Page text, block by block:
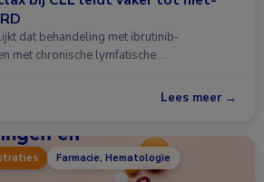
dat behandeling met ibrutinib-
met chronische lymfatische …
Lees meer →
Farmacie, Hematologie